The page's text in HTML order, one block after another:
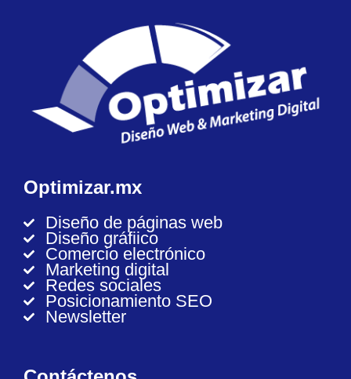
Optimizar.mx
Diseño de páginas web
Diseño gráfiico
Comercio electrónico
Marketing digital
Redes sociales
Posicionamiento SEO
Newsletter